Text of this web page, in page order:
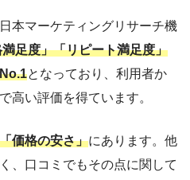
本マーケティングリサーチ機
足度」「リピート満足度」
となっており、利用者か
高い評価を得ています。
価格の安さ」にあります。他
、口コミでもその点に関して